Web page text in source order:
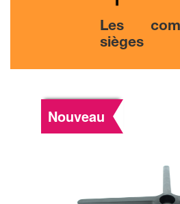
Les
sièges
Nouveau